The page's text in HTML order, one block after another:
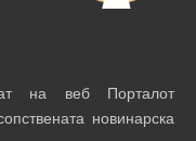
на веб Порталот
новинарска